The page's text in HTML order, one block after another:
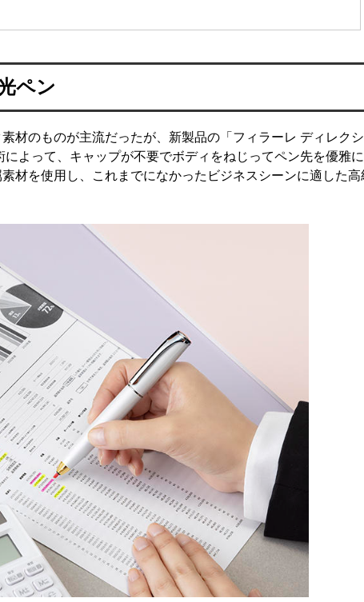
ペン
材のものが主流だったが、新製品の「フィラーレ ディレク
よって、キャップが不要でボディをねじってペン先を優雅
材を使用し、これまでになかったビジネスシーンに適した高